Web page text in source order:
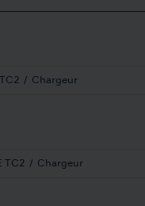
Chargeur
TC2 Chargeur